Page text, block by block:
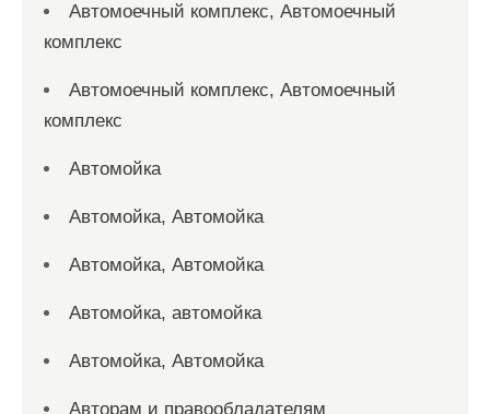
Автомоечный комплекс, Автомоечный
комплекс
Автомоечный комплекс, Автомоечный
комплекс
Автомойка
Автомойка, Автомойка
Автомойка, Автомойка
Автомойка, автомойка
Автомойка, Автомойка
Авторам и правообладателям